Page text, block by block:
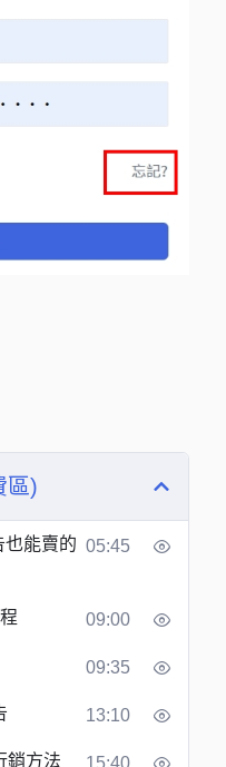
區)
也能賣的 05:45
09:00
09:35
13:10
銷方法